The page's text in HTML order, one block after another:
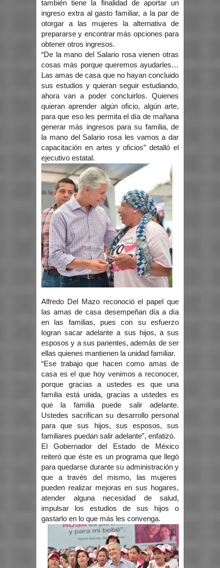
también tiene la finalidad de aportar un
ingreso extra al gasto familiar, a la par de
otorgar a las mujeres la alternativa de
prepararse y encontrar más opciones para
obtener otros ingresos.
“De la mano del Salario rosa vienen otras
cosas más porque queremos ayudarles…
Las amas de casa que no hayan concluido
sus estudios y quieran seguir estudiando,
ahora van a poder concluirlos. Quienes
quieran aprender algún oficio, algún arte,
para que eso les permita el día de mañana
generar más ingresos para su familia, de
la mano del Salario rosa les vamos a dar
capacitación en artes y oficios” detalló el
ejecutivo estatal.
Alfredo Del Mazo reconoció el papel que
las amas de casa desempeñan día a día
en las familias, pues con su esfuerzo
logran sacar adelante a sus hijos, a sus
esposos y a sus parientes, además de ser
ellas quienes mantienen la unidad familiar.
“Ese trabajo que hacen como amas de
casa es el que hoy venimos a reconocer,
porque gracias a ustedes es que una
familia está unida, gracias a ustedes es
que la familia puede salir adelante.
Ustedes sacrifican su desarrollo personal
para que sus hijos, sus esposos, sus
familiares puedan salir adelante”, enfatizó.
El Gobernador del Estado de México
reiteró que éste es un programa que llegó
para quedarse durante su administración y
que a través del mismo, las mujeres
pueden realizar mejoras en sus hogares,
atender alguna necesidad de salud,
impulsar los estudios de sus hijos o
gastarlo en lo que más les convenga.